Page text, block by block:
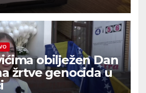
obilježen Dan
žrtve genocida u